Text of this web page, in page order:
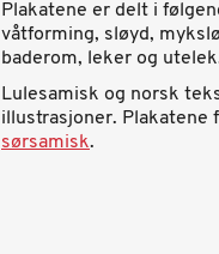
Plakatene er delt i
våtforming, sløyd,
baderom, leker og
Lulesamisk og norsk
illustrasjoner. Plakatene
sørsamisk.